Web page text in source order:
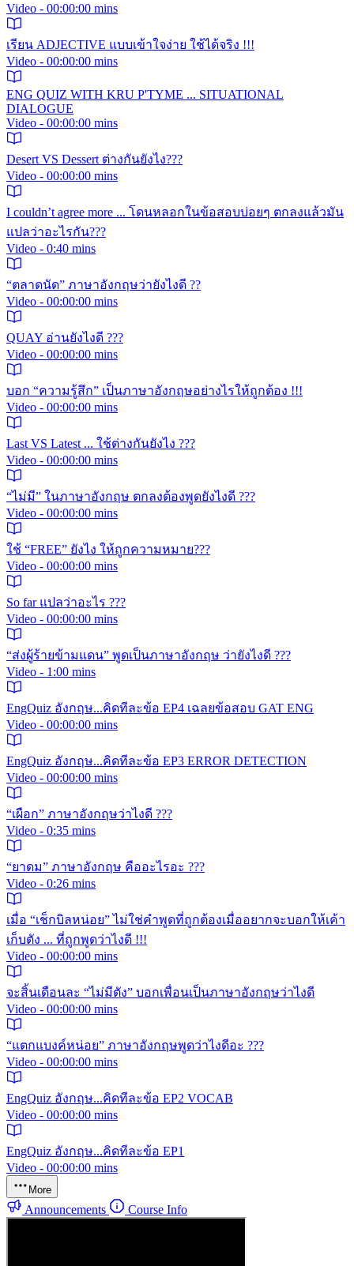
Video - 00:00:00 mins
เรียน ADJECTIVE แบบเข้าใจง่าย ใช้ได้จริง !!!
Video - 00:00:00 mins
ENG QUIZ WITH KRU P'TYME ... SITUATIONAL
DIALOGUE
Video - 00:00:00 mins
Desert VS Dessert ต่างกันยังไง???
Video - 00:00:00 mins
I couldn’t agree more ... โดนหลอกในข้อสอบบ่อยๆ ตกลงแล้วมัน
แปลว่าอะไรกัน???
Video - 0:40 mins
“ตลาดนัด” ภาษาอังกฤษว่ายังไงดี ??
Video - 00:00:00 mins
QUAY อ่านยังไงดี ???
Video - 00:00:00 mins
บอก “ความรู้สึก” เป็นภาษาอังกฤษอย่างไรให้ถูกต้อง !!!
Video - 00:00:00 mins
Last VS Latest ... ใช้ต่างกันยังไง ???
Video - 00:00:00 mins
“ไม่มี” ในภาษาอังกฤษ ตกลงต้องพูดยังไงดี ???
Video - 00:00:00 mins
ใช้ “FREE” ยังไง ให้ถูกความหมาย???
Video - 00:00:00 mins
So far แปลว่าอะไร ???
Video - 00:00:00 mins
“ส่งผู้ร้ายข้ามแดน” พูดเป็นภาษาอังกฤษ ว่ายังไงดี ???
Video - 1:00 mins
EngQuiz อังกฤษ...คิดทีละข้อ EP4 เฉลยข้อสอบ GAT ENG
Video - 00:00:00 mins
EngQuiz อังกฤษ...คิดทีละข้อ EP3 ERROR DETECTION
Video - 00:00:00 mins
“เผือก” ภาษาอังกฤษว่าไงดี ???
Video - 0:35 mins
“ยาดม” ภาษาอังกฤษ คืออะไรอะ ???
Video - 0:26 mins
เมื่อ “เช็กบิลหน่อย” ไม่ใช่คำพูดที่ถูกต้องเมื่ออยากจะบอกให้เค้า
เก็บตัง ... ที่ถูกพูดว่าไงดี !!!
Video - 00:00:00 mins
จะสิ้นเดือนละ “ไม่มีตัง” บอกเพื่อนเป็นภาษาอังกฤษว่าไงดี
Video - 00:00:00 mins
“แตกแบงค์หน่อย” ภาษาอังกฤษพูดว่าไงดีอะ ???
Video - 00:00:00 mins
EngQuiz อังกฤษ...คิดทีละข้อ EP2 VOCAB
Video - 00:00:00 mins
EngQuiz อังกฤษ...คิดทีละข้อ EP1
Video - 00:00:00 mins
More
Announcements Course Info